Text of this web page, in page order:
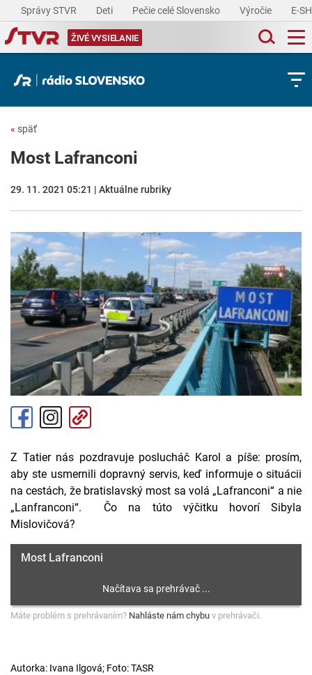
Správy STVR Deti Pečie celé Slovensko Výročie E-
ŽIVÉ VYSIELANIE
« späť
Most Lafranconi
29. 11. 2021 05:21 | Aktuálne rubriky
Z Tatier nás pozdravuje poslucháč Karol a píše: prosím,
aby ste usmernili dopravný servis, keď informuje o situácii
na cestách, že bratislavský most sa volá „Lafranconi“ a nie
„Lanfranconi“. Čo na túto výčitku hovorí Sibyla
Mislovičová?
Most Lafranconi
Máte problém s prehrávaním? Nahláste nám chybu v prehrávači.
Autorka: Ivana Ilgová; Foto: TASR